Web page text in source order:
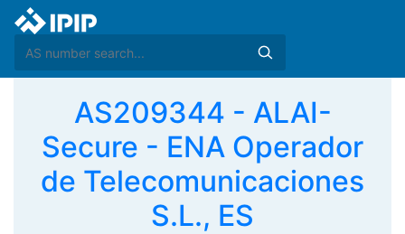
AS209344 - ALAI-
Secure - ENA Operador
de Telecomunicaciones
S.L., ES